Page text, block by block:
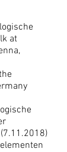
at
(7.11.2018)